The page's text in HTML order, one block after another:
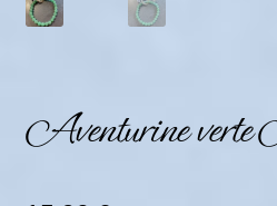
Aventurine